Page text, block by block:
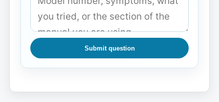
Submit question